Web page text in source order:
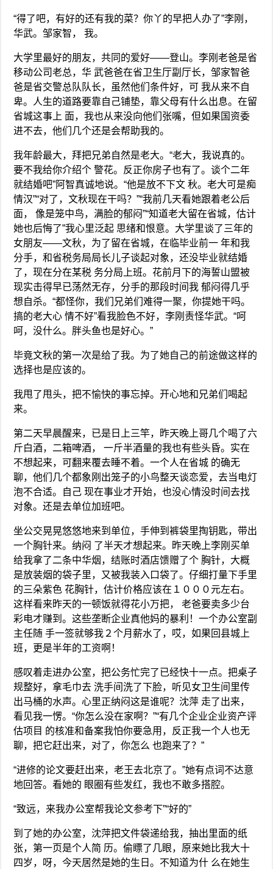
“得了吧，有好的还有我的菜？你丫的早把人办了”李刚，
华武。邹家智， 我。
大学里最好的朋友，共同的爱好——登山。李刚老爸是省
移动公司老总，华 武爸爸在省卫生厅副厅长，邹家智爸
爸是省交警总队队长，虽然他们条件好，可 我从来不自
卑。人生的道路要靠自己铺垫，靠父母有什么出息。在留
省城这事上 面，我也从来没向他们张嘴，但如果国资委
进不去，他们几个还是会帮助我的。
我年龄最大，拜把兄弟自然是老大。“老大，我说真的。
要不我给你介绍个 警花。反正你房子也有了。谈个二年
就结婚吧”阿智真诚地说。“他是放不下文 秋。老大可是痴
情汉”“对了，文秋现在干吗？”“我前几天看她跟着老公后
面， 像是笼中鸟，满脸的郁闷”“知道老大留在省城，估计
她也后悔了”我心里泛起 思绪和恨意。大学里谈了三年的
女朋友——文秋，为了留在省城，在临毕业前一 年和我
分手，和省税务局局长儿子谈起对象，还没毕业就结婚
了，现在分在某税 务分局上班。花前月下的海誓山盟被
现实击得早已荡然无存，分手的那段时间我 郁闷得几乎
想自杀。“都怪你，我们兄弟们难得一聚，你提她干吗。
搞的老大心 情不好”看我脸色不好，李刚责怪华武。“呵
呵，没什么。胖头鱼也是好心。”
毕竟文秋的第一次是给了我。为了她自己的前途做这样的
选择也是应该的。
我甩了甩头，把不愉快的事忘掉。开心地和兄弟们喝起
来。
第二天早晨醒来，已是日上三竿，昨天晚上哥几个喝了六
斤白酒，二箱啤酒， 一斤半酒量的我也有些头昏。实在
不想起来，可翻来覆去睡不着。一个人在省城 的确无
聊，他们几个都象刚出笼子的小鸟整天谈恋爱，去当电灯
泡不合适。自己 现在事业才开始，也没心情没时间去找
对象。还是去单位加班吧。
坐公交晃晃悠悠地来到单位，手伸到裤袋里掏钥匙，带出
一个胸针来。纳闷 了半天才想起来。昨天晚上李刚买单
给我拿了二条中华烟，结账时酒店馈赠了个 胸针，大概
是放装烟的袋子里，又被我装入口袋了。仔细打量下手里
的三朵紫色 花胸针，估计价格应该在１０００元左右。
这样看来昨天的一顿饭就得花小万把， 老爸要卖多少台
彩电才赚到。这些垄断企业真他妈的暴利！一个办公室副
主任随 手一签就够我２个月薪水了，哎，如果回县城上
班，更是半年的工资啊！
感叹着走进办公室，把公务忙完了已经快十一点。把桌子
规整好，拿毛巾去 洗手间洗了下脸，听见女卫生间里传
出马桶的水声。心里正纳闷这是谁呢？沈萍 走了出来，
看见我一愣。“你怎么没在家啊？”“有几个企业企业资产评
估项目 的核准和备案我怕你要急用，反正我一个人也无
聊，把它赶出来，对了，你怎么 也跑来了？”
“进修的论文要赶出来，老王去北京了。”她有点词不达意
地回答。看她的 眼圈有些发红，我也不敢多搭腔。
“致远，来我办公室帮我论文参考下”“好的”
到了她的办公室，沈萍把文件袋递给我，抽出里面的纸
张，第一页是个人简 历。偷瞟了几眼，原来她比我大十
四岁，呀，今天居然是她的生日。不知道为什 么在她生